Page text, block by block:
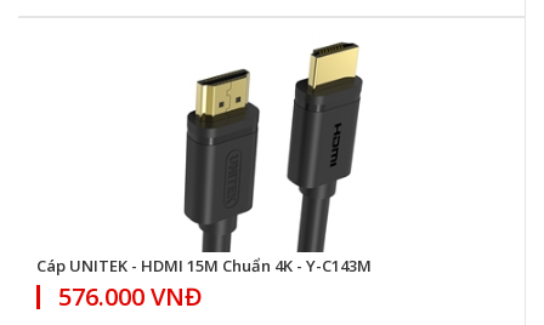
Cáp UNITEK - HDMI 15M Chuẩn 4K - Y-C143M
576.000 VNĐ